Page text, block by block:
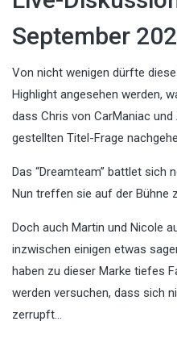
September
Von nicht wenigen dürfte
Highlight angesehen werden,
dass Chris von CarManiac
gestellten Titel-Frage
Das “Dreamteam” battlet sich
Nun treffen sie auf der Bühne
Doch auch Martin und Nicole
inzwischen einigen etwas
haben zu dieser Marke tiefes
werden versuchen, dass sich
zerrupft…